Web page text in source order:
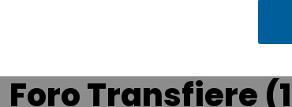
Foro Transfiere